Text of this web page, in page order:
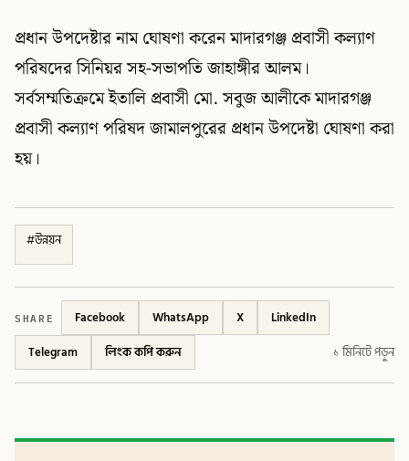
প্রধান উপদেষ্টার নাম ঘোষণা করেন মাদারগঞ্জ প্রবাসী কল্যাণ
পরিষদের সিনিয়র সহ-সভাপতি জাহাঙ্গীর আলম।
সর্বসম্মতিক্রমে ইতালি প্রবাসী মো. সবুজ আলীকে মাদারগঞ্জ
প্রবাসী কল্যাণ পরিষদ জামালপুরের প্রধান উপদেষ্টা ঘোষণা করা
হয়।
#উন্নয়ন
SHARE Facebook WhatsApp X
LinkedIn
Telegram
লিংক কপি করুন ১ মিনিটে পড়ুন